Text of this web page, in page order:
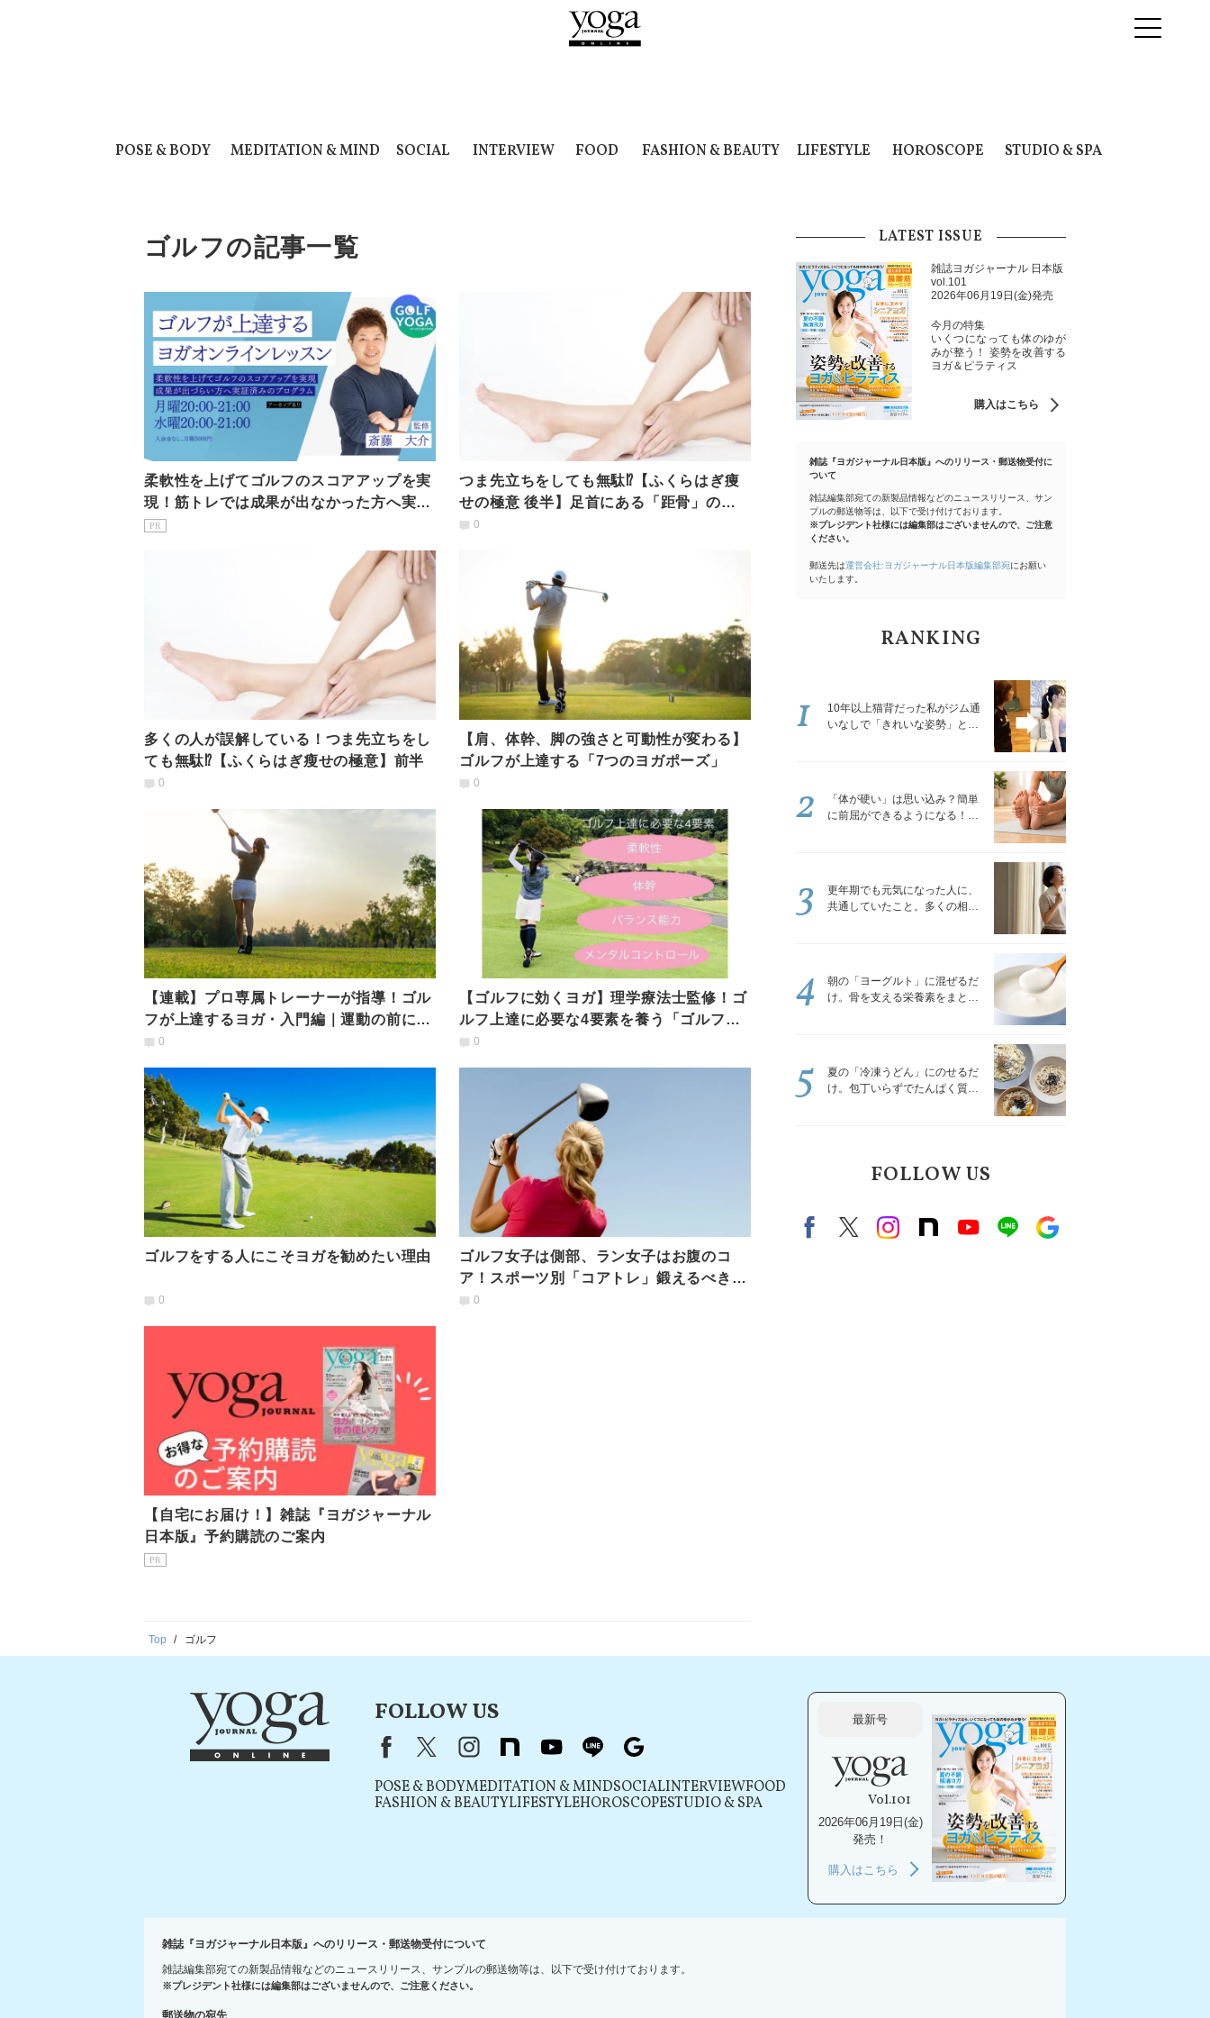
POSE & BODY MEDITATION & MIND SOCIAL INTERVIEW FOOD FASHION & BEAUTY LIFESTYLE HOROSCOPE STUDIO & SPA
ゴルフの記事一覧
柔軟性を上げてゴルフのスコアアップを実
現！筋トレでは成果が出なかった方へ実証
済みのプログラム
PR
つま先立ちをしても無駄⁉【ふくらはぎ痩
せの極意 後半】足首にある「距骨」のね
じれを修正するエクサ
0
多くの人が誤解している！つま先立ちをし
ても無駄⁉【ふくらはぎ瘦せの極意】前半
0
【肩、体幹、脚の強さと可動性が変わる】
ゴルフが上達する「7つのヨガポーズ」
0
【連載】プロ専属トレーナーが指導！ゴル
フが上達するヨガ・入門編｜運動の前にま
ず改善すべきこと
0
【ゴルフに効くヨガ】理学療法士監修！ゴ
ルフ上達に必要な4要素を養う「ゴルフヨ
ガ」
0
ゴルフをする人にこそヨガを勧めたい理由
0
ゴルフ女子は側部、ラン女子はお腹のコ
ア！スポーツ別「コアトレ」鍛えるべきポ
イントまとめ
0
【自宅にお届け！】雑誌『ヨガジャーナル
日本版』予約購読のご案内
PR
Top ゴルフ
LATEST ISSUE
雑誌ヨガジャーナル 日本版
vol.101
2026年06月19日(金)発売
今月の特集
いくつになっても体のゆが
みが整う！ 姿勢を改善する
ヨガ＆ピラティス
購入はこちら
雑誌『ヨガジャーナル日本版』へのリリース・郵送物受付に
ついて
雑誌編集部宛ての新製品情報などのニュースリリース、サン
プルの郵送物等は、以下で受け付けております。
※プレジデント社様には編集部はございませんので、ご注意
ください。
郵送先は運営会社:ヨガジャーナル日本版編集部宛にお願い
いたします。
RANKING
10年以上猫背だった私がジム通
いなしで「きれいな姿勢」と褒
1
「体が硬い」は思い込み？簡単
に前屈ができるようになる！腿
2
更年期でも元気になった人に、
共通していたこと。多くの相談
3
朝の「ヨーグルト」に混ぜるだ
け。骨を支える栄養素をまとめ
4
夏の「冷凍うどん」にのせるだ
け。包丁いらずでたんぱく質を
5
FOLLOW US
FacebookX（旧twitter）
instagram
note Youtubeline
FOLLOW US
FacebookX（旧Twitter）
instagram
note youtube line
POSE & BODYMEDITATION & MINDSOCIALINTERVIEWFOOD
FASHION & BEAUTYLIFESTYLEHOROSCOPESTUDIO & SPA
最新号
Vol.101
2026年06月19日(金)
発売！
購入はこちら
雑誌『ヨガジャーナル日本版』へのリリース・郵送物受付について
雑誌編集部宛ての新製品情報などのニュースリリース、サンプルの郵送物等は、以下で受け付けております。
※プレジデント社様には編集部はございませんので、ご注意ください。
郵送物の宛先